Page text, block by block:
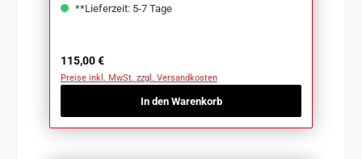
**Lieferzeit: 5-7 Tage
Regulärer Preis:
115,00 €
Preise inkl. MwSt. zzgl. Versandkosten
In den Warenkorb